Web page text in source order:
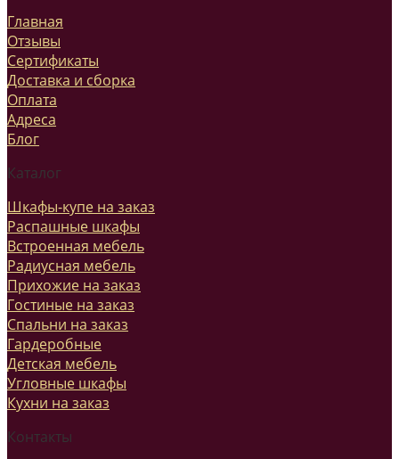
Главная
Отзывы
Сертификаты
Доставка и сборка
Оплата
Адреса
Блог
Каталог
Шкафы-купе на заказ
Распашные шкафы
Встроенная мебель
Радиусная мебель
Прихожие на заказ
Гостиные на заказ
Спальни на заказ
Гардеробные
Детская мебель
Угловные шкафы
Кухни на заказ
Контакты